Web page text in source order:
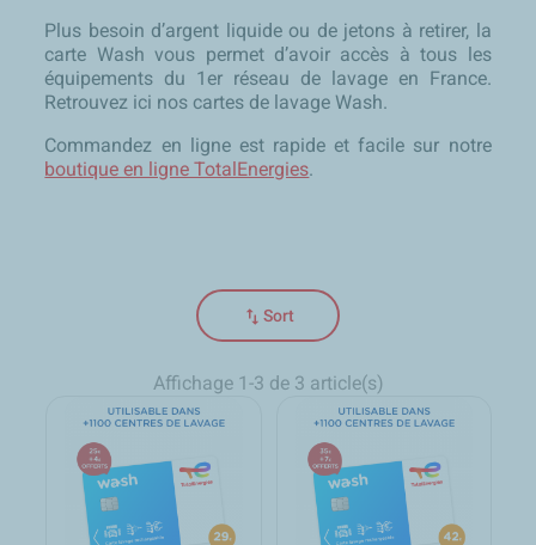
Plus besoin d’argent liquide ou de jetons à retirer, la
carte Wash vous permet d’avoir accès à tous les
équipements du 1er réseau de lavage en France.
Retrouvez ici nos cartes de lavage Wash.
Commandez en ligne est rapide et facile sur notre
boutique en ligne TotalEnergies.
swap_vert Sort
Affichage 1-3 de 3 article(s)